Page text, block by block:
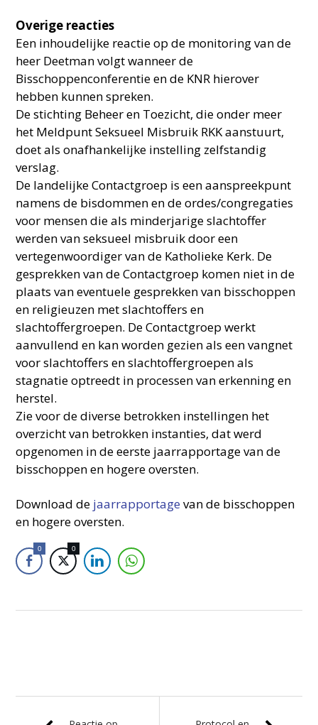
Overige reacties
Een inhoudelijke reactie op de monitoring van de
heer Deetman volgt wanneer de
Bisschoppenconferentie en de KNR hierover
hebben kunnen spreken.
De stichting Beheer en Toezicht, die onder meer
het Meldpunt Seksueel Misbruik RKK aanstuurt,
doet als onafhankelijke instelling zelfstandig
verslag.
De landelijke Contactgroep is een aanspreekpunt
namens de bisdommen en de ordes/congregaties
voor mensen die als minderjarige slachtoffer
werden van seksueel misbruik door een
vertegenwoordiger van de Katholieke Kerk. De
gesprekken van de Contactgroep komen niet in de
plaats van eventuele gesprekken van bisschoppen
en religieuzen met slachtoffers en
slachtoffergroepen. De Contactgroep werkt
aanvullend en kan worden gezien als een vangnet
voor slachtoffers en slachtoffergroepen als
stagnatie optreedt in processen van erkenning en
herstel.
Zie voor de diverse betrokken instellingen het
overzicht van betrokken instanties, dat werd
opgenomen in de eerste jaarrapportage van de
bisschoppen en hogere oversten.
Download de jaarrapportage van de bisschoppen
en hogere oversten.
0 0